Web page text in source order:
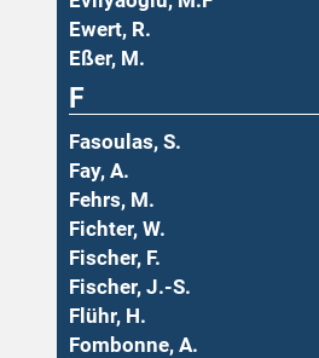
Ewert, R.
Eßer, M.
F
Fasoulas, S.
Fay, A.
Fehrs, M.
Fichter, W.
Fischer, F.
Fischer, J.-S.
Flühr, H.
Fombonne, A.